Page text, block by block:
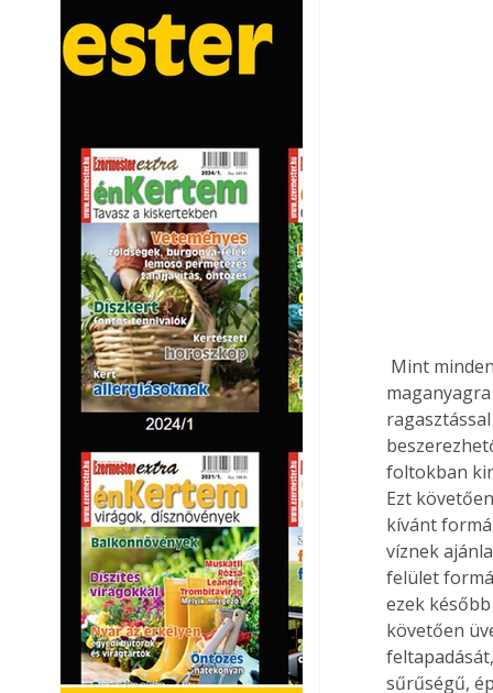
Utóérik eközben, de nem lesz
olyan ízű, mint amit a saját
kertünkben, biológiai
tárolható h
foltokban
Ezt
kívánt
víznek
felület
ezek
követően
sűrűségű,